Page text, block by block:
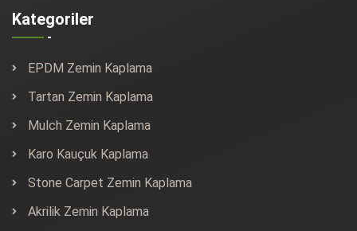
Kategoriler
EPDM Zemin Kaplama
Tartan Zemin Kaplama
Mulch Zemin Kaplama
Karo Kauçuk Kaplama
Stone Carpet Zemin Kaplama
Akrilik Zemin Kaplama